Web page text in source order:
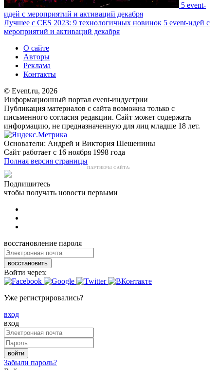
5 event-
идей с мероприятий и активаций декабря
Лучшее с CES 2023: 9 технологичных новинок 5 event-идей с
мероприятий и активаций декабря
О сайте
Авторы
Реклама
Контакты
© Event.ru, 2026
Информационный портал event-индустрии
Публикация материалов с сайта возможна только с
письменного согласия редакции. Сайт может содержать
информацию, не предназначенную для лиц младше 18 лет.
Основатели: Андрей и Виктория Шешенины
Сайт работает с 16 ноября 1998 года
Полная версия страницы
ПАРТНЕРЫ САЙТА:
Подпишитесь
чтобы получать новости первыми
восстановление пароля
восстановить
Войти через:
Уже регистрировались?
вход
вход
войти
Забыли пароль?